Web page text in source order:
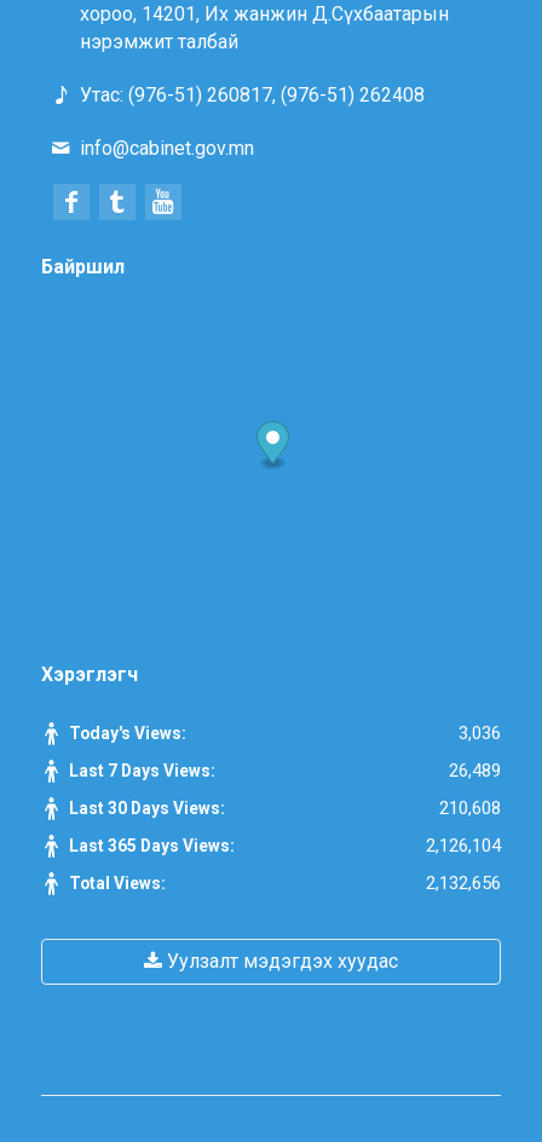
хороо, 14201, Их жанжин Д.Сүхбаатарын
нэрэмжит талбай
Утас: (976-51) 260817, (976-51) 262408
info@cabinet.gov.mn
Байршил
Хэрэглэгч
Today's Views: 3,036
Last 7 Days Views: 26,489
Last 30 Days Views: 210,608
Last 365 Days Views: 2,126,104
Total Views: 2,132,656
Уулзалт мэдэгдэх хуудас